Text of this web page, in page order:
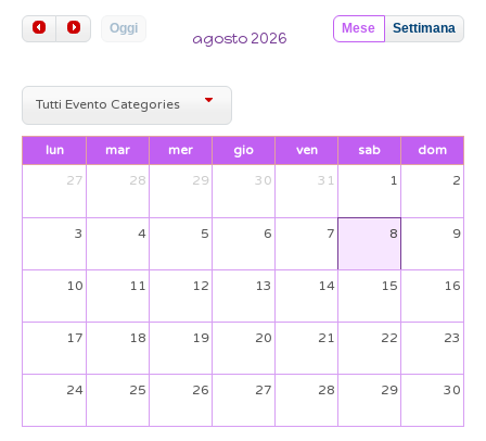
Oggi Mese Settimana
agosto 2026
Tutti Evento Categories
lun mar mer gio ven sab
dom
27
28 29 30 31 1 2
3 4 5 6 7 8 9
10 11 12 13 14 15 16
17 18 19 20 21 22 23
24 25 26 27 28 29 30